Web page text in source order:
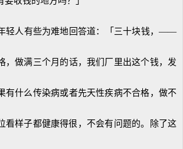
人有些为难地回答道：「三十块钱，——
，做满三个月的话，我们厂里出这个钱，发
有什么传染病或者先天性疾病不合格，做不
样子都健康得很，不会有问题的。除了这